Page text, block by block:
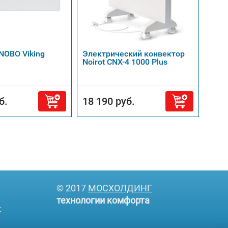
Viking
Электрический конвектор
Noirot CNX-4 1000 Plus
18 190 руб.
© 2017 МОСХОЛДИНГ
технологии комфорта